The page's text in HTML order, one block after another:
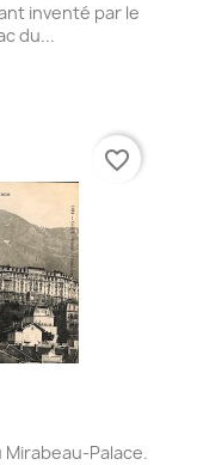
inventé par le
du...
Palace.
favorite_border